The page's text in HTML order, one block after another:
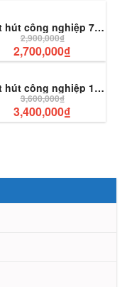
Quạt hút công nghiệp 700×700
2,900,000₫
2,700,000₫
Quạt hút công nghiệp 1100×1100
3,600,000₫
3,400,000₫